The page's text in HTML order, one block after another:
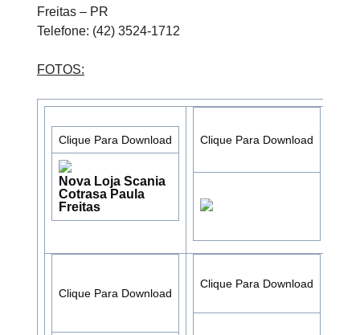
Freitas – PR
Telefone: (42) 3524-1712
FOTOS:
Clique Para Download
Nova Loja Scania
Cotrasa Paula
Freitas
Clique Para Download
Clique Para Download
Clique Para Download